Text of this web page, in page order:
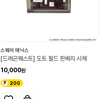
스퀘어 에닉스
[드래곤퀘스트] 도트 필드 핀배지 시체
10,000
200